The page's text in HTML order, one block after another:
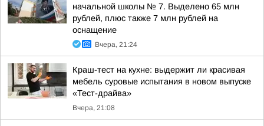
начальной школы № 7. Выделено 65 млн
рублей, плюс также 7 млн рублей на
оснащение
Вчера, 21:24
Краш-тест на кухне: выдержит ли красивая
мебель суровые испытания в новом выпуске
«Тест-драйва»
Вчера, 21:08